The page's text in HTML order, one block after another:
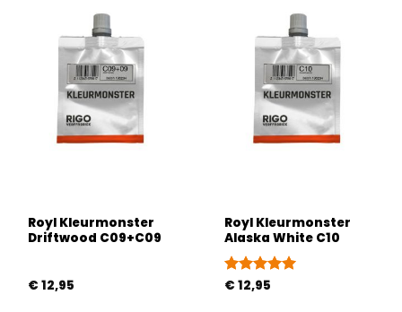
Royl Kleurmonster
Driftwood C09+C09
€ 12,95
Royl Kleurmonster
Alaska White C10
Gewaardeerd
€ 12,95